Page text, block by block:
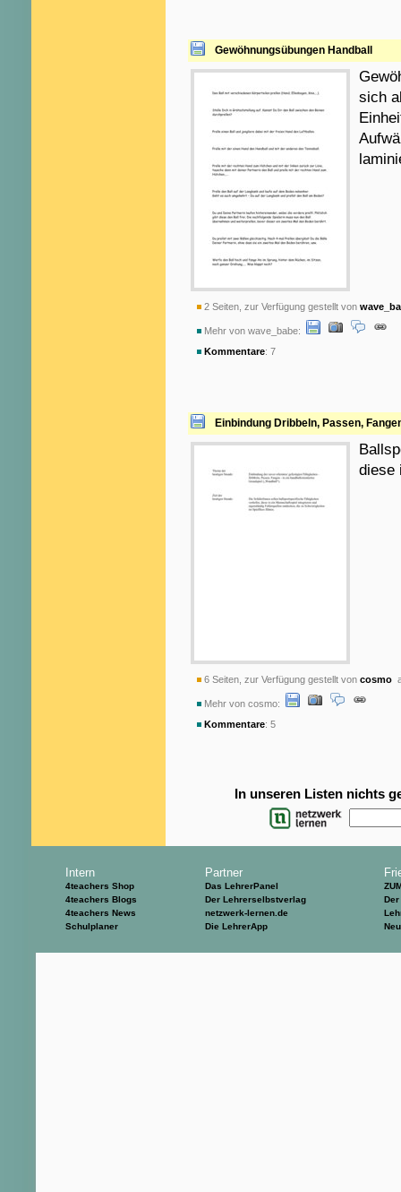
Gewöhnungsübungen Handball
sich
2 Seiten, zur Verfügung gestellt von
Mehr von wave_babe:
Kommentare: 7
Einbindung Dribbeln, Passen,
diese
6 Seiten, zur Verfügung gestellt von cosmo
Mehr von cosmo:
Kommentare: 5
In unseren Listen nichts
Intern
4teachers Shop
4teachers Blogs
4teachers News
Schulplaner
Partner
Das LehrerPanel
Der Lehrerselbstverlag
netzwerk-lernen.de
Die LehrerApp